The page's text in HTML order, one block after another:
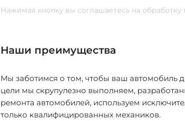
Нажимая кнопку вы соглашаетесь на
Наши преимущества
Мы заботимся о том, чтобы ваш автомобиль
цели мы скрупулезно выполняем,
ремонта автомобилей, используем
только квалифицированных механиков.